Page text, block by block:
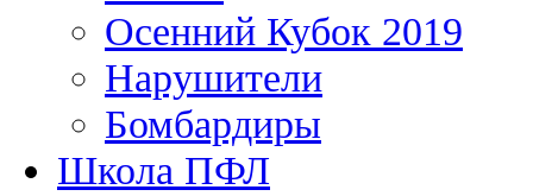
Осенний Кубок 2019
Нарушители
Бомбардиры
Школа ПФЛ